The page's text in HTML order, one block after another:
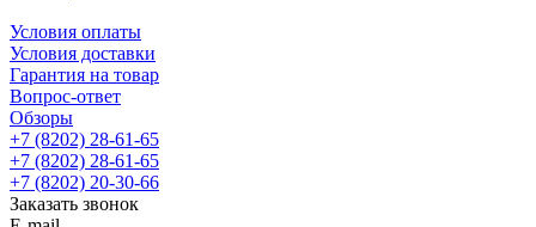
Условия оплаты
Условия доставки
Гарантия на товар
Вопрос-ответ
Обзоры
+7 (8202) 28‑61-65
+7 (8202) 28‑61-65
+7 (8202) 20‑30-66
Заказать звонок